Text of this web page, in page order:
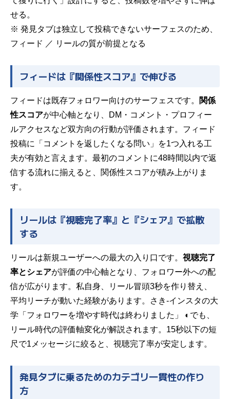
せる。
※ 発見タブは独立して投稿できないサーフェスのため、
フィード ／ リールの質が前提となる
フィードは『関係性スコア』で伸びる
フィードは既存フォロワー向けのサーフェスです。
関係
性スコアが中心軸となり、DM・コメント・プロフィー
ルアクセスなど双方向の行動が評価されます。フィード
投稿に「コメントを返したくなる問い」を1つ入れる工
夫が有効と言えます。最初のコメントに48時間以内で返
信する流れに揃えると、関係性スコアが積み上がりま
す。
リールは『視聴完了率』と『シェア』で拡散
する
リールは新規ユーザーへの最大の入り口です。 視聴完了
率とシェアが評価の中心軸となり、フォロワー外への配
信が広がります。私自身、リール冒頭3秒を作り替え、
平均リーチが動いた経験があります。
さき-インスタの大
学「フォロワーを増やす時代は終わりました」 ◐ でも、
リール時代の評価軸変化が解説されます。15秒以下の短
尺で1メッセージに絞ると、視聴完了率が安定します。
発見タブに乗るためのカテゴリ一貫性の作り
方